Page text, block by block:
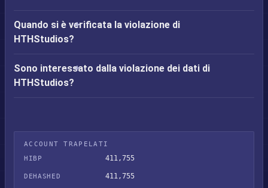
Quando si è verificata la violazione di
HTHStudios?
Sono interessato dalla violazione dei dati di
HTHStudios?
ACCOUNT TRAPELATI
HIBP
411,755
DEHASHED 411,755